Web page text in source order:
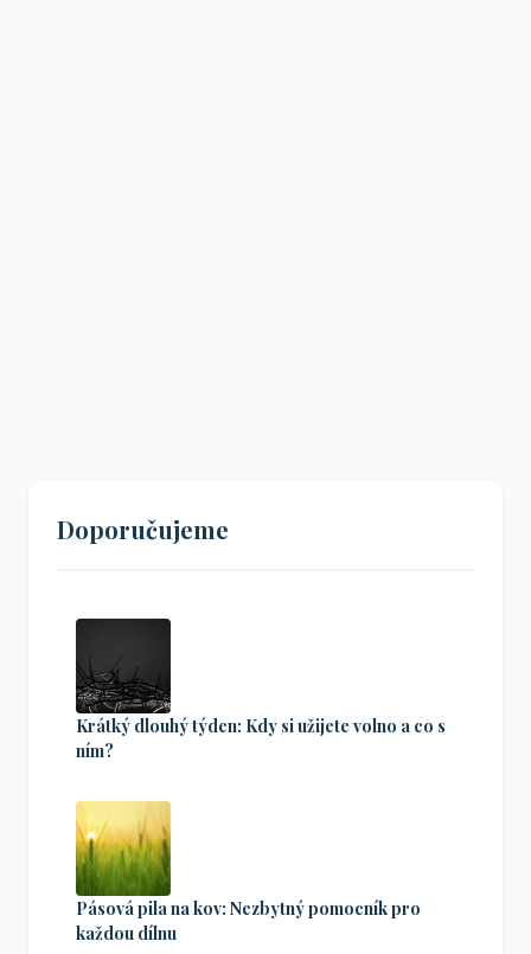
Doporučujeme
Krátký dlouhý týden: Kdy si užijete volno a co s
ním?
Pásová pila na kov: Nezbytný pomocník pro
každou dílnu